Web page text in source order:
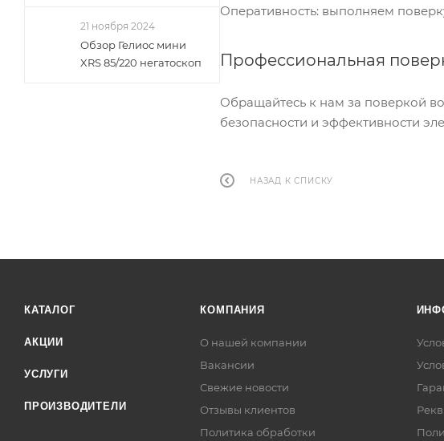
Оперативность: выполняем
Профессиональная
Обращайтесь к нам за поверкой
безопасности и эффективности
НАЗАД К СПИСКУ
21 ноября 2024
Обзор Гелиос мини
XRS 85/220 негатоскоп
КАТАЛОГ
АКЦИИ
УСЛУГИ
ПРОИЗВОДИТЕЛИ
КОМПАНИЯ
О нашей компании
Вакансии
Свежие новости
Отзывы клиентов
Политика обработки